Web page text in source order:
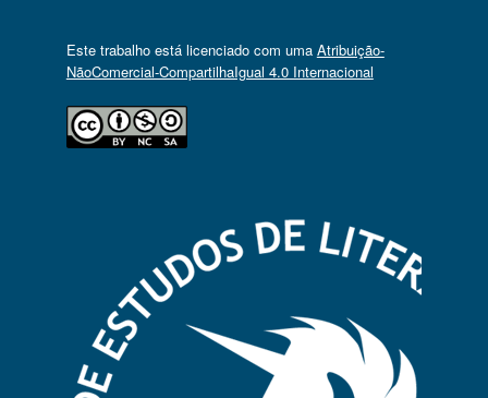
Este trabalho está licenciado com uma Atribuição-
NãoComercial-CompartilhaIgual 4.0 Internacional